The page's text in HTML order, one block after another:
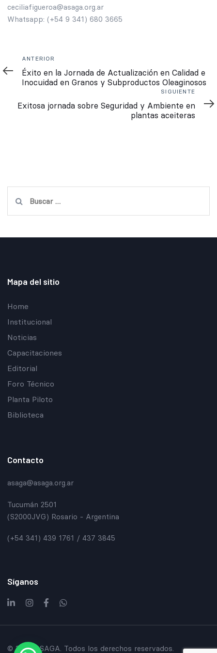
ceciliafigueroa@asaga.org.ar
Whatsapp: (+54 9 341) 680 3665
Anterior
ANTERIOR
Éxito en la Jornada de Actualización en Calidad e
Inocuidad en Granos y Subproductos Oleaginosos
SIGUIENTE
Exitosa jornada sobre Seguridad y Ambiente en
plantas aceiteras
Mapa del sitio
Home
Institucional
Noticias
Capacitaciones
Editorial
Foro Técnico
Planta Piloto
Biblioteca
Contacto
asaga@asaga.org.ar
Tucumán 2501
(S2000JVG) Rosario - Argentina
(+54 341) 439 1761 / 437 3845
Síganos
© 2024 ASAGA. Todos los derechos reservados.